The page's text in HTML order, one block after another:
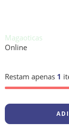
Magaoticas
Online
Restam apenas 1